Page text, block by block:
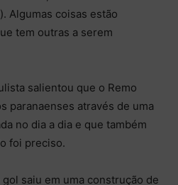
Algumas coisas estão
tem outras a serem
salientou que o Remo
paranaenses através de uma
no dia a dia e que também
foi preciso.
saiu em uma construção de